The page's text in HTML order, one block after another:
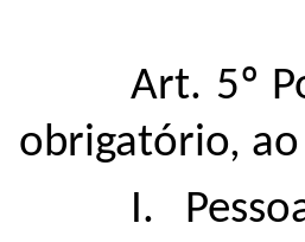
Art. 5º
obrigatório,
I.